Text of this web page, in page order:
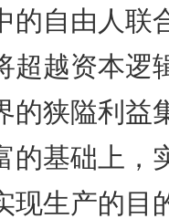
的自由人联
超越资本逻
的狭隘利益
的基础上，
现生产的目